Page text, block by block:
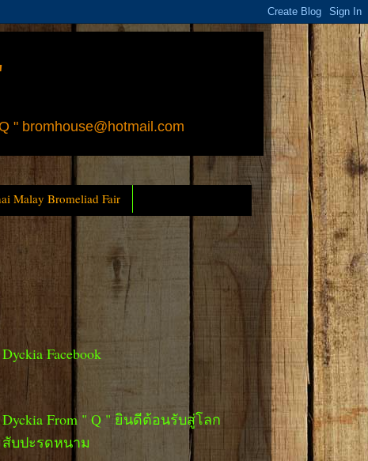
bromhouse@hotmail.com
Malay Bromeliad Fair
Dyckia Facebook
Dyckia From " Q " ยินดีต้อนรับสู่โลก
สับปะรดหนาม